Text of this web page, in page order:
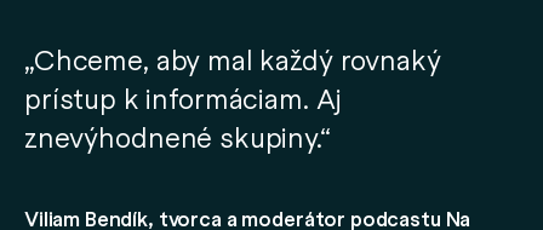
„Chceme, aby mal každý rovnaký
prístup k informáciam. Aj
znevýhodnené skupiny.“
Viliam Bendík, tvorca a moderátor podcastu Na